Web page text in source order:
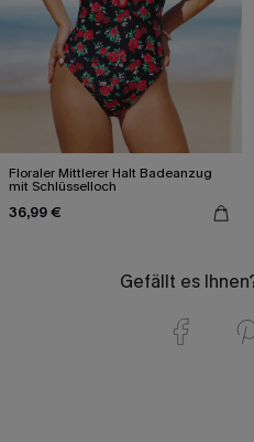
Floraler Mittlerer Halt Badeanzug
mit Schlüsselloch
36,99 €
Gefällt es